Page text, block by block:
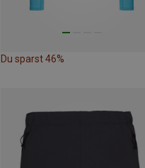
Du sparst 46%